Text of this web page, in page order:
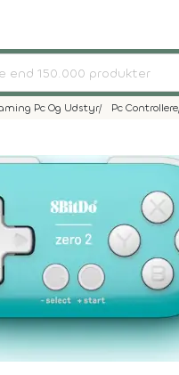
Pc Og Udstyr Pc Controllere